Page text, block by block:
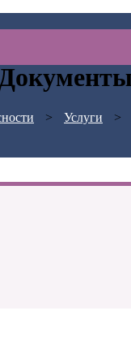
> Услуги >